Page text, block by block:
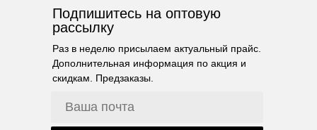
Подпишитесь на оптовую
рассылку
Раз в неделю присылаем актуальный прайс.
Дополнительная информация по акция и
скидкам. Предзаказы.